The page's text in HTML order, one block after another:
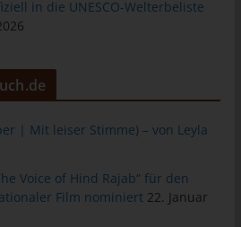
in die UNESCO-Welterbeliste
| Mit leiser Stimme) – von Leyla
Voice of Hind Rajab“ für den
Film nominiert 22. Januar
Der Online-Shop merkt sich die
virtuellen Warenkorb gelegt hat,
die Setzung von Cookies durch
mittels einer entsprechenden
Internetbrowsers verhindern und
dauerhaft widersprechen.
Cookies jederzeit über einen
Softwareprogramme gelöscht
Internetbrowsern möglich.
die Setzung von Cookies in